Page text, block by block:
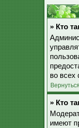
» Кто
во всех
» Кто
имеют